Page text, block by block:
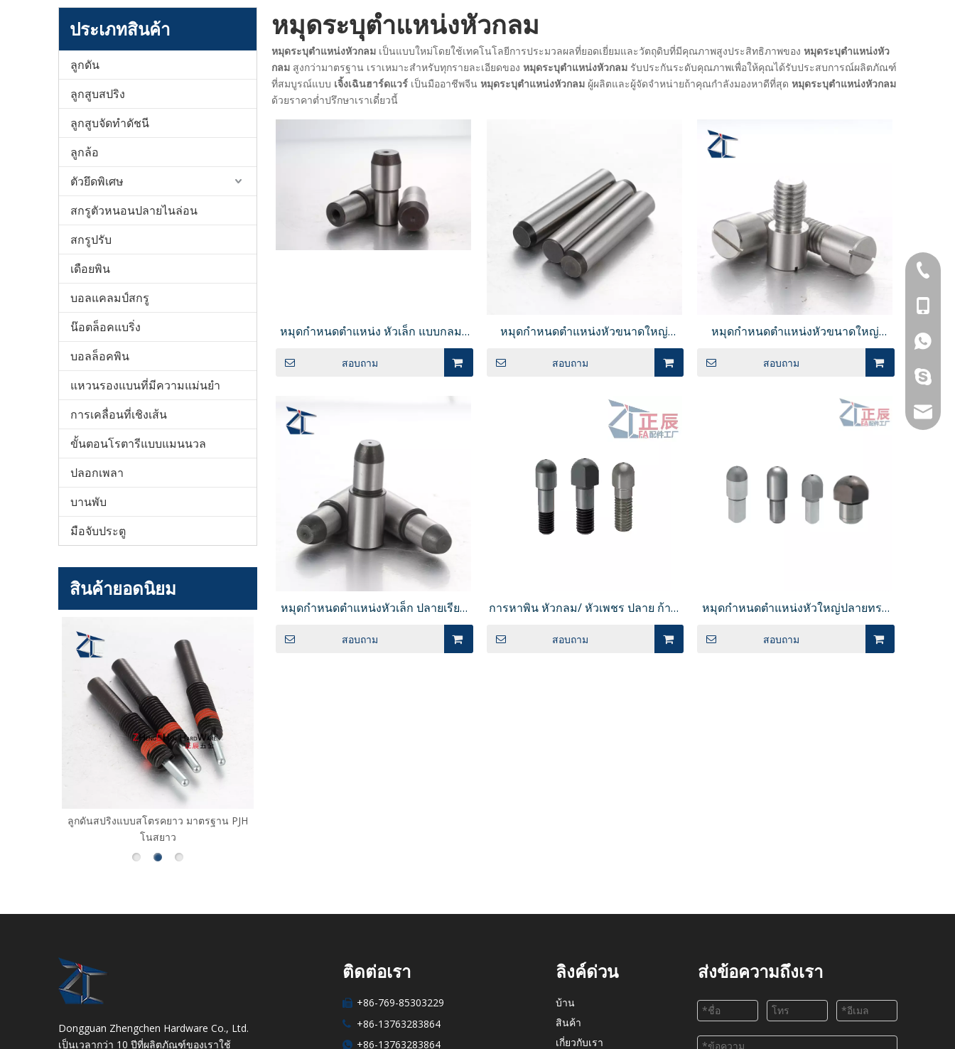
ประเภทสินค้า
ลูกดัน
ลูกสูบสปริง
ลูกสูบจัดทำดัชนี
ลูกล้อ
ตัวยึดพิเศษ
สกรูตัวหนอนปลายไนล่อน
สกรูปรับ
เดือยพิน
บอลแคลมป์สกรู
น๊อตล็อคแบริ่ง
บอลล็อคพิน
แหวนรองแบนที่มีความแม่นยำ
การเคลื่อนที่เชิงเส้น
ขั้นตอนโรตารีแบบแมนนวล
ปลอกเพลา
บานพับ
มือจับประตู
สินค้ายอดนิยม
ลูกดันสปริงแบบสโตรคยาว มาตรฐาน PJH
โนสยาว
GN817 หมุดกำหนดตำแหน่งขนาดเล็ก ชนิด
ส่งคืนขนาดกะทัดรัด PMXYSB
หมุดระบุตำแหน่งหัวกลม
หมุดระบุตำแหน่งหัวกลม เป็นแบบใหม่โดยใช้เทคโนโลยีการประมวลผลที่ยอดเยี่ยมและวัตถุดิบที่มีคุณภาพสูงประสิทธิภาพของ หมุดระบุตำแหน่งหัว
กลม สูงกว่ามาตรฐาน เราเหมาะสำหรับทุกรายละเอียดของ หมุดระบุตำแหน่งหัวกลม รับประกันระดับคุณภาพเพื่อให้คุณได้รับประสบการณ์ผลิตภัณฑ์
ที่สมบูรณ์แบบ เจิ้งเฉินฮาร์ดแวร์ เป็นมืออาชีพจีน หมุดระบุตำแหน่งหัวกลม ผู้ผลิตและผู้จัดจำหน่ายถ้าคุณกำลังมองหาดีที่สุด หมุดระบุตำแหน่งหัวกลม
ด้วยราคาต่ำปรึกษาเราเดี๋ยวนี้
หมุดกำหนดตำแหน่ง หัวเล็ก แบบกลม/
สอบถาม
หมุดกำหนดตำแหน่งหัวขนาดใหญ่
ปลายทรงกลม/หัวเพชร เกลียวต๊าป
เกลียว JPQTBB
สอบถาม
หมุดกำหนดตำแหน่งหัวขนาดใหญ่
ปลายแบน หัวกลม พร้อมช่องแบน ก้าน
เกลียว JPLB
สอบถาม
หมุดกำหนดตำแหน่งหัวเล็ก ปลายเรียว
ก้านต๊าปเกลียว P เลือก JPRSTB ได้
สอบถาม
การหาพิน หัวกลม/ หัวเพชร ปลาย ก้าน
สอบถาม
หมุดกำหนดตำแหน่งหัวใหญ่ปลายทรง
สอบถาม
Dongguan Zhengchen Hardware Co., Ltd.
เป็นเวลากว่า 10 ปีที่ผลิตภัณฑ์ของเราใช้
+86-
+86-
กาลิน่า
ติดต่อเรา
 +86-769-85303229
 +86-13763283864
 +86-13763283864
ลิงค์ด่วน
บ้าน
สินค้า
เกี่ยวกับเรา
ส่งข้อความถึงเรา